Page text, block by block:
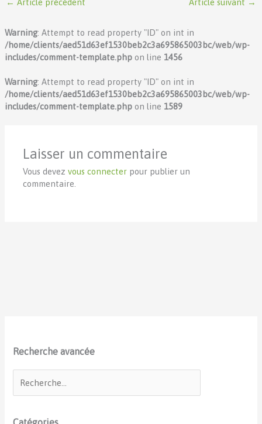
← Article précédent Article suivant →
Warning: Attempt to read property "ID" on int in
/home/clients/aed51d63ef1530beb2c3a695865003bc/web/wp-
includes/comment-template.phpon line 1456
Warning: Attempt to read property "ID" on int in
/home/clients/aed51d63ef1530beb2c3a695865003bc/web/wp-
includes/comment-template.phpon line 1589
Laisser un commentaire
Vous devezvous connecter pour publier un
commentaire.
Recherche avancée